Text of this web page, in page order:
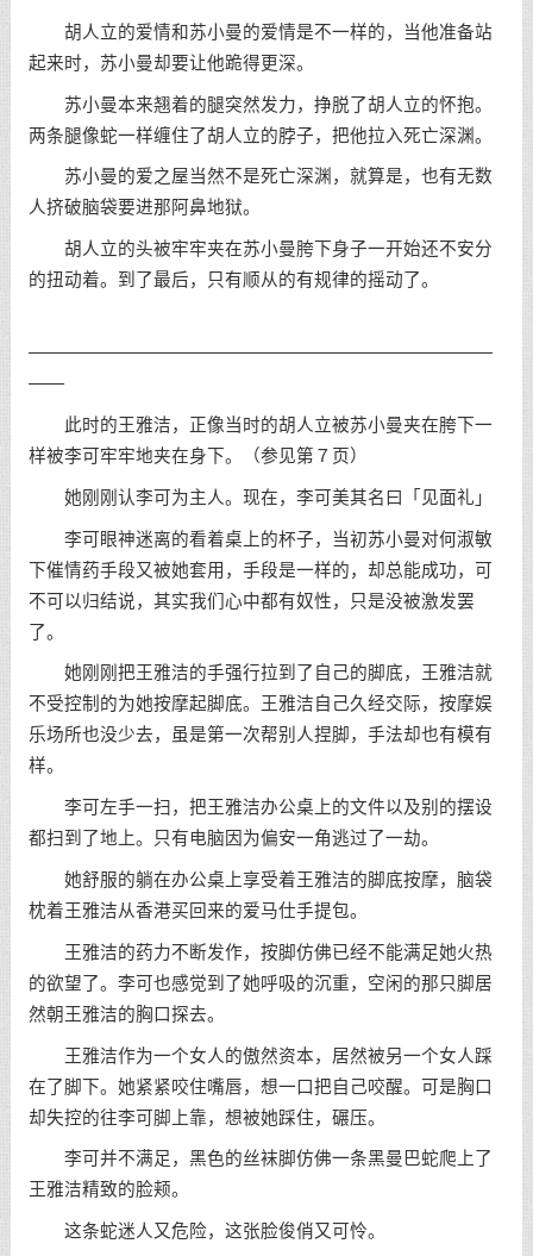
胡人立的爱情和苏小曼的爱情是不一样的，当他准备站
起来时，苏小曼却要让他跪得更深。
苏小曼本来翘着的腿突然发力，挣脱了胡人立的怀抱。
两条腿像蛇一样缠住了胡人立的脖子，把他拉入死亡深渊。
苏小曼的爱之屋当然不是死亡深渊，就算是，也有无数
人挤破脑袋要进那阿鼻地狱。
胡人立的头被牢牢夹在苏小曼胯下身子一开始还不安分
的扭动着。到了最后，只有顺从的有规律的摇动了。
——————————————————————————
——
此时的王雅洁，正像当时的胡人立被苏小曼夹在胯下一
样被李可牢牢地夹在身下。（参见第７页）
她刚刚认李可为主人。现在，李可美其名曰「见面礼」
李可眼神迷离的看着桌上的杯子，当初苏小曼对何淑敏
下催情药手段又被她套用，手段是一样的，却总能成功，可
不可以归结说，其实我们心中都有奴性，只是没被激发罢
了。
她刚刚把王雅洁的手强行拉到了自己的脚底，王雅洁就
不受控制的为她按摩起脚底。王雅洁自己久经交际，按摩娱
乐场所也没少去，虽是第一次帮别人捏脚，手法却也有模有
样。
李可左手一扫，把王雅洁办公桌上的文件以及别的摆设
都扫到了地上。只有电脑因为偏安一角逃过了一劫。
她舒服的躺在办公桌上享受着王雅洁的脚底按摩，脑袋
枕着王雅洁从香港买回来的爱马仕手提包。
王雅洁的药力不断发作，按脚仿佛已经不能满足她火热
的欲望了。李可也感觉到了她呼吸的沉重，空闲的那只脚居
然朝王雅洁的胸口探去。
王雅洁作为一个女人的傲然资本，居然被另一个女人踩
在了脚下。她紧紧咬住嘴唇，想一口把自己咬醒。可是胸口
却失控的往李可脚上靠，想被她踩住，碾压。
李可并不满足，黑色的丝袜脚仿佛一条黑曼巴蛇爬上了
王雅洁精致的脸颊。
这条蛇迷人又危险，这张脸俊俏又可怜。